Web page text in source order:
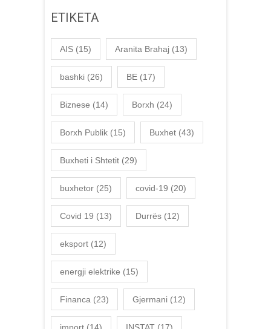
ETIKETA
AIS (15) Aranita Brahaj (13)
bashki (26) BE (17)
Biznese (14) Borxh (24)
Borxh Publik (15) Buxhet (43)
Buxheti i Shtetit (29)
buxhetor (25) covid-19 (20)
Covid 19 (13) Durrës (12)
eksport (12)
energji elektrike (15)
Financa (23) Gjermani (12)
import (14) INSTAT (17)